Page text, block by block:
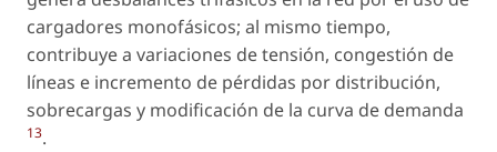
cargadores monofásicos; al mismo tiempo,
contribuye a variaciones de tensión, congestión de
líneas e incremento de pérdidas por distribución,
sobrecargas y modificación de la curva de demanda
13.